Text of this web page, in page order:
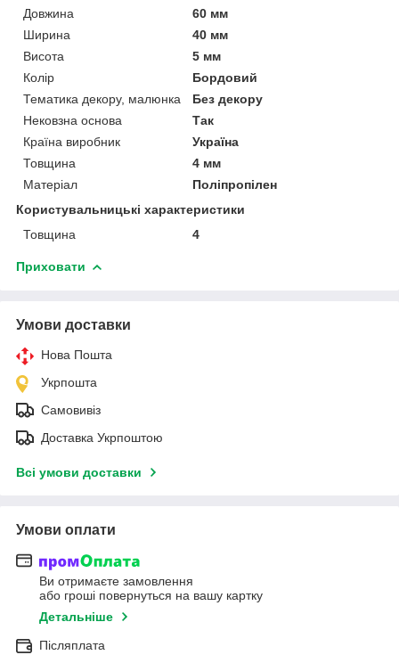
Довжина
60 мм
Ширина
40 мм
Висота
5 мм
Колір
Бордовий
Тематика декору, малюнка
Без декору
Нековзна основа
Так
Країна виробник
Україна
Товщина
4 мм
Матеріал
Поліпропілен
Користувальницькі характеристики
Товщина
4
Приховати
Умови доставки
Нова Пошта
Укрпошта
Самовивіз
Доставка Укрпоштою
Всі умови доставки
Умови оплати
Ви отримаєте замовлення
або гроші повернуться на вашу картку
Детальніше
Післяплата